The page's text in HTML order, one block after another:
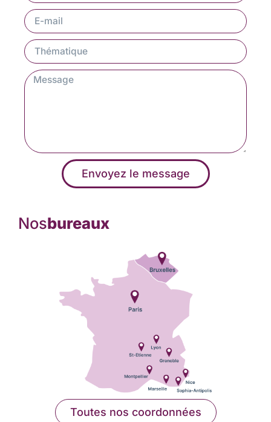
Envoyez le message
Nosbureaux
Toutes nos coordonnées